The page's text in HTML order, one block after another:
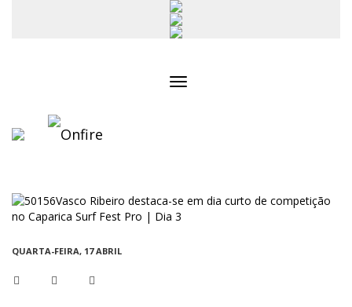
QUARTA-FEIRA, 17 ABRIL